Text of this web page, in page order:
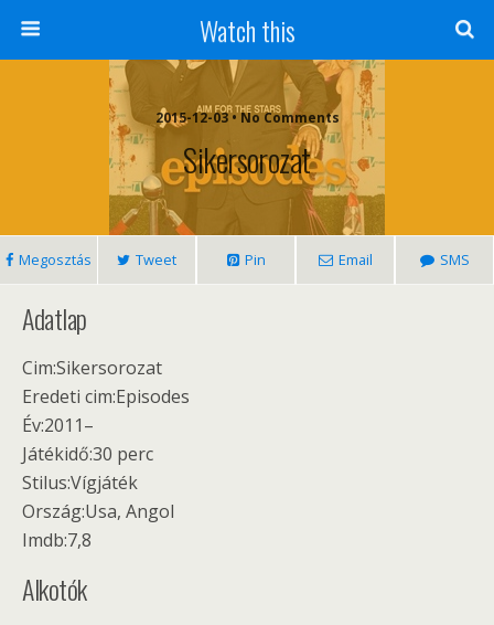
Watch this
2015-12-03 • No Comments
Sikersorozat
Megosztás Tweet Pin Email SMS
Adatlap
Cim:Sikersorozat
Eredeti cim:Episodes
Év:2011–
Játékidő:30 perc
Stilus:Vígjáték
Ország:Usa, Angol
Imdb:7,8
Alkotók